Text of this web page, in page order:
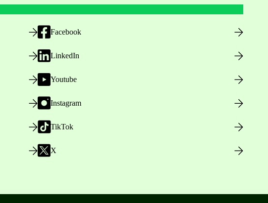
Facebook
LinkedIn
Youtube
Instagram
TikTok
X